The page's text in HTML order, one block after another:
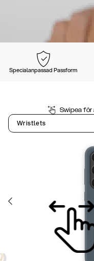
Specialanpassad Passform
Swipea
Wristlets